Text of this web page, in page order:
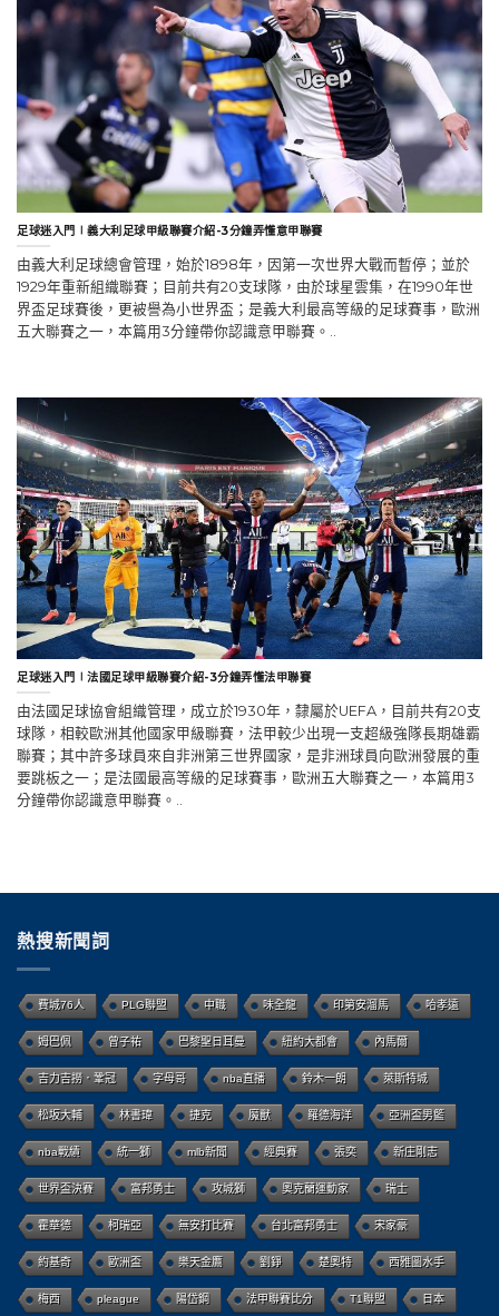
足球迷入門∣義大利足球甲級聯賽介紹-3分鐘弄懂意甲聯賽
由義大利足球總會管理，始於1898年，因第一次世界大戰而暫停；並於
1929年重新組織聯賽；目前共有20支球隊，由於球星雲集，在1990年世
界盃足球賽後，更被譽為小世界盃；是義大利最高等級的足球賽事，歐洲
五大聯賽之一，本篇用3分鐘帶你認識意甲聯賽。..
足球迷入門∣法國足球甲級聯賽介紹-3分鐘弄懂法甲聯賽
由法國足球協會組織管理，成立於1930年，隸屬於UEFA，目前共有20支
球隊，相較歐洲其他國家甲級聯賽，法甲較少出現一支超級強隊長期雄霸
聯賽；其中許多球員來自非洲第三世界國家，是非洲球員向歐洲發展的重
要跳板之一；是法國最高等級的足球賽事，歐洲五大聯賽之一，本篇用3
分鐘帶你認識意甲聯賽。..
熱搜新聞詞
費城76人 PLG聯盟 中職 味全龍 印第安溜馬 哈孝遠
姆巴佩 曾子祐 巴黎聖日耳曼 紐約大都會 內馬爾
吉力吉撈．鞏冠 字母哥 nba直播 鈴木一朗 萊斯特城
松坂大輔 林書瑋 捷克 魔獸 羅德海洋 亞洲盃男籃
nba戰績 統一獅 mlb新聞 經典賽 張奕 新庄剛志
世界盃決賽 富邦勇士 攻城獅 奧克蘭運動家 瑞士
霍華德 柯瑞亞 無安打比賽 台北富邦勇士 宋家豪
約基奇 歐洲盃 樂天金鷹 劉錚 楚奧特 西雅圖水手
梅西 pleague 陽岱鋼 法甲聯賽比分 T1聯盟 日本